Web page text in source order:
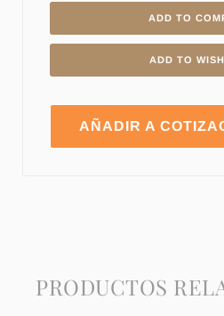
ADD TO
ADD TO
AÑADIR A
PRODUCTOS